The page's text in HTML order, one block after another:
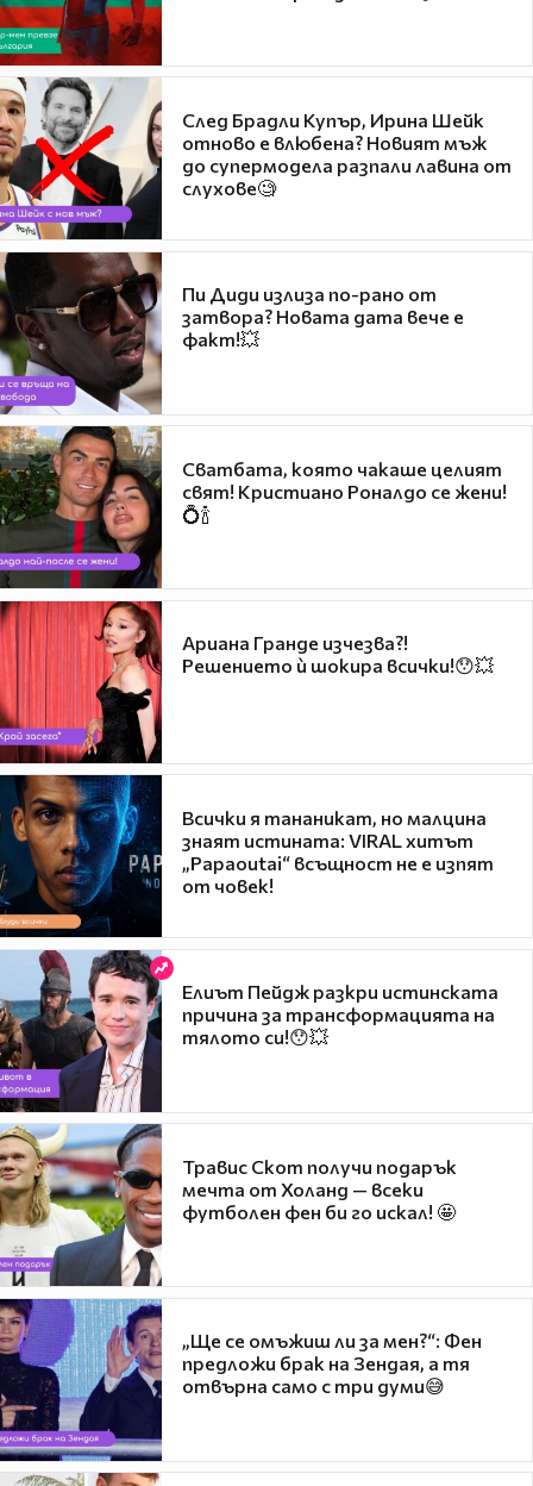
След Брадли Купър, Ирина Шейк
отново е влюбена? Новият мъж
до супермодела разпали лавина от
слухове🧐
Пи Диди излиза по-рано от
затвора? Новата дата вече е
факт!💥
Сватбата, която чакаше целият
свят! Кристиано Роналдо се жени!
💍🍾
Ариана Гранде изчезва?!
Решението ѝ шокира всички!😯💥
Всички я тананикат, но малцина
знаят истината: VIRAL хитът
„Papaoutai“ всъщност не е изпят
от човек!
Елиът Пейдж разкри истинската
причина за трансформацията на
тялото си!😯💥
Травис Скот получи подарък
мечта от Холанд — всеки
футболен фен би го искал! 🤩
„Ще се омъжиш ли за мен?“: Фен
предложи брак на Зендая, а тя
отвърна само с три думи😅